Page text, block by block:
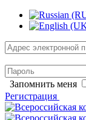
Запомнить меня
Регистрация